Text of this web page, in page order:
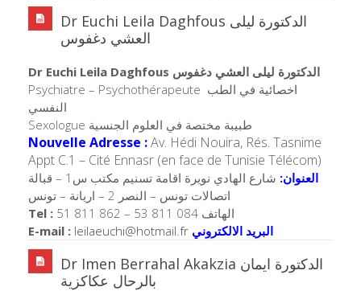
Dr Euchi Leila Daghfous الدكتورة ليلى
العشي دغفوس
Dr Euchi Leila Daghfous الدكتورة ليلى العشي دغفوس
Psychiatre – Psychothérapeute اخصائية في الطب
النفسي
Sexologue طبيبة مختصة في العلوم الجنسية
Nouvelle Adresse :Av. Hédi Nouira, Rés. Tasnime
Appt C.1 – Cité Ennasr (en face de Tunisie Télécom)
العنوان:
شارع الهادي نويرة اقامة تسنيم مكتب س1 – قبالة
اتصالات تونس – النصر 2 – اريانة – تونس
Tel :
51 811 862 – 53 811 084 الهاتف
E-mail : leilaeuchi@hotmail.fr البريد الالكتروني
Dr Imen Berrahal Akakzia الدكتورة ايمان
بالرحال عكاكزية